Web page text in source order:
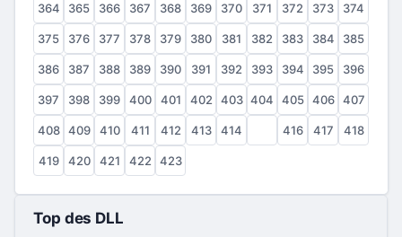
364 365 366 367 368 369 370 371 372 373 374
375 376 377 378 379 380 381 382 383 384 385
386 387 388 389 390 391 392 393 394 395 396
397 398 399 400 401 402 403 404 405 406 407
408 409 410 411 412 413 414 416 417 418
419 420 421 422 423
Top des DLL